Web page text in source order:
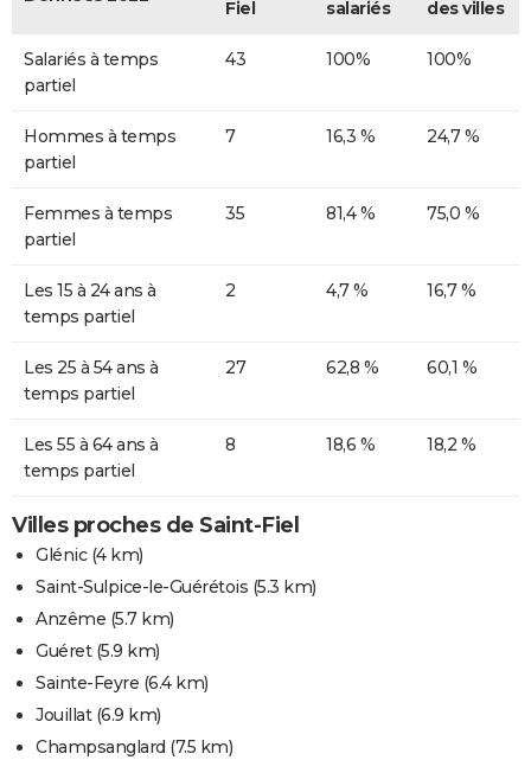
Fiel
salariés
des villes
Salariés à temps
partiel
43 100% 100%
Hommes à temps
partiel
7 16,3 % 24,7 %
Femmes à temps
partiel
35 81,4 % 75,0 %
Les 15 à 24 ans à
temps partiel
2 4,7 % 16,7 %
Les 25 à 54 ans à
temps partiel
27 62,8 % 60,1 %
Les 55 à 64 ans à
temps partiel
8 18,6 % 18,2 %
Villes proches de Saint-Fiel
Glénic(4 km)
Saint-Sulpice-le-Guérétois (5.3 km)
Anzême (5.7 km)
Guéret(5.9 km)
Sainte-Feyre (6.4 km)
Jouillat(6.9 km)
Champsanglard (7.5 km)